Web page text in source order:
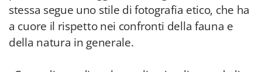
stessa segue uno stile di fotografia etico, che ha
a cuore il rispetto nei confronti della fauna e
della natura in generale.